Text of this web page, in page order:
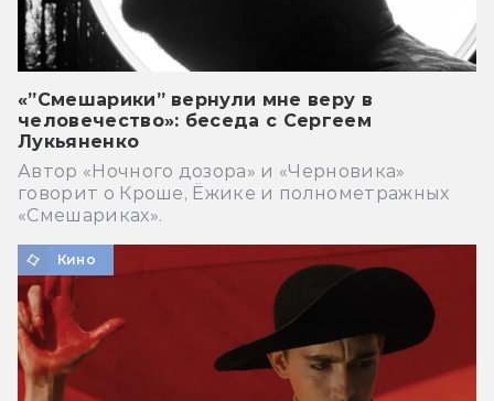
«”Смешарики” вернули мне веру в
человечество»: беседа с Сергеем
Лукьяненко
Автор «Ночного дозора» и «Черновика»
говорит о Кроше, Ёжике и полнометражных
«Смешариках».
Кино